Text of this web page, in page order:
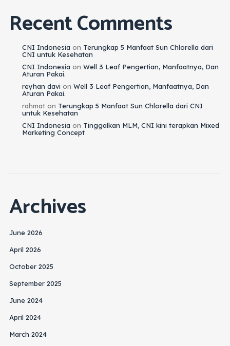
Recent Comments
CNI Indonesia on Terungkap 5 Manfaat Sun Chlorella dari
CNI untuk Kesehatan
CNI Indonesia on Well 3 Leaf Pengertian, Manfaatnya, Dan
Aturan Pakai.
reyhan davi on Well 3 Leaf Pengertian, Manfaatnya, Dan
Aturan Pakai.
rahmaton Terungkap 5 Manfaat Sun Chlorella dari CNI
untuk Kesehatan
CNI Indonesia on Tinggalkan MLM, CNI kini terapkan Mixed
Marketing Concept
Archives
June 2026
April 2026
October 2025
September 2025
June 2024
April 2024
March 2024